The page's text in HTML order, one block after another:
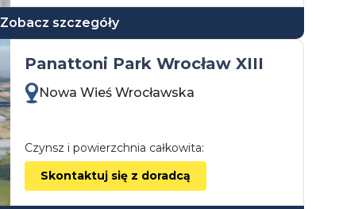
Zobacz szczegóły
Panattoni Park Wrocław XIII
Nowa Wieś Wrocławska
Czynsz i powierzchnia całkowita:
Skontaktuj się z doradcą